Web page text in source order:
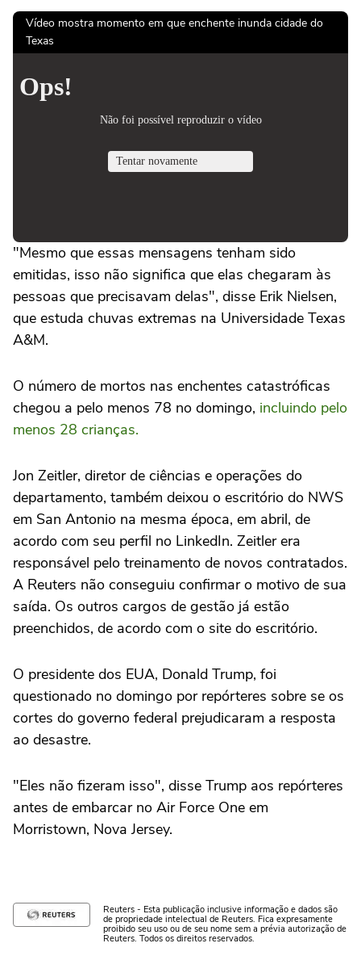
Vídeo mostra momento em que enchente inunda cidade do
Texas
"Mesmo que essas mensagens tenham sido
emitidas, isso não significa que elas chegaram às
pessoas que precisavam delas", disse Erik Nielsen,
que estuda chuvas extremas na Universidade Texas
A&M.
O número de mortos nas enchentes catastróficas
chegou a pelo menos 78 no domingo, incluindo pelo
menos 28 crianças.
Jon Zeitler, diretor de ciências e operações do
departamento, também deixou o escritório do NWS
em San Antonio na mesma época, em abril, de
acordo com seu perfil no LinkedIn. Zeitler era
responsável pelo treinamento de novos contratados.
A Reuters não conseguiu confirmar o motivo de sua
saída. Os outros cargos de gestão já estão
preenchidos, de acordo com o site do escritório.
O presidente dos EUA, Donald Trump, foi
questionado no domingo por repórteres sobre se os
cortes do governo federal prejudicaram a resposta
ao desastre.
"Eles não fizeram isso", disse Trump aos repórteres
antes de embarcar no Air Force One em
Morristown, Nova Jersey.
Reuters - Esta publicação inclusive informação e dados são
de propriedade intelectual de Reuters. Fica expresamente
proibido seu uso ou de seu nome sem a prévia autorização de
Reuters. Todos os direitos reservados.